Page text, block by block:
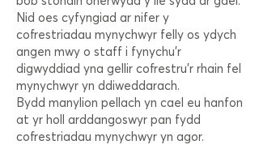
Nid oes cyfyngiad ar nifer y
cofrestriadau mynychwyr felly os ydych
angen mwy o staff i fynychu'r
digwyddiad yna gellir cofrestru'r rhain fel
mynychwyr yn ddiweddarach.
Bydd manylion pellach yn cael eu hanfon
at yr holl arddangoswyr pan fydd
cofrestriadau mynychwyr yn agor.